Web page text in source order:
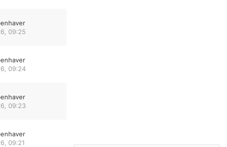
09:25
09:24
09:23
09:21